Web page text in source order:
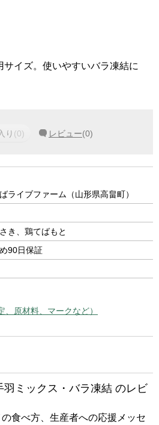
サイズ。使いやすいバラ凍結に
り (0) レビュー(0)
ライブファーム（山形県高畠町）
き、鶏てばもと
90日保証
原材料、マークなど）
ミックス・バラ凍結 のレビ
食べ方、生産者への応援メッセ